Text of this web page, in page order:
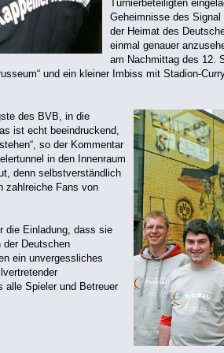
Turnierbeteiligten
Geheimnisse des Signal
der Heimat des
einmal genauer
am Nachmittag des 12.
und ein kleiner Imbiss mit Stadion-
des BVB, in die
ist echt beeindruckend,
so der Kommentar
in den Innenraum
denn selbstverständlich
zahlreiche Fans von
die Einladung, dass sie
der Deutschen
ein unvergessliches
alle Spieler und Betreuer